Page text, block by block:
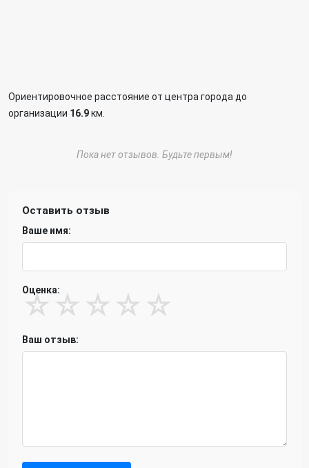
Ориентировочное расстояние от центра города до
организации 16.9км.
Пока нет отзывов. Будьте первым!
Оставить отзыв
Ваше имя:
Оценка:
☆ ☆ ☆ ☆ ☆
Ваш отзыв: